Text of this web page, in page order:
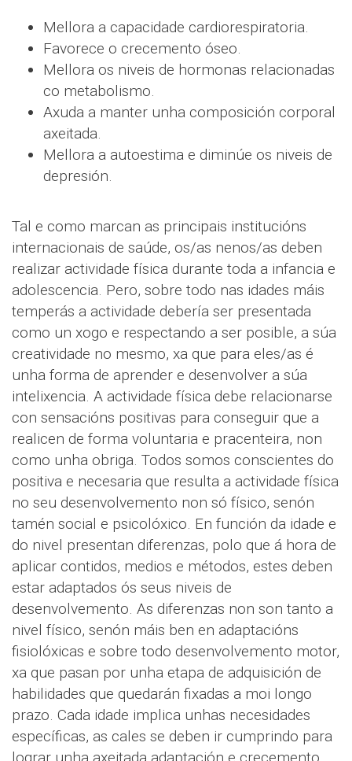
Mellora a capacidade cardiorespiratoria.
Favorece o crecemento óseo.
Mellora os niveis de hormonas relacionadas
co metabolismo.
Axuda a manter unha composición corporal
axeitada.
Mellora a autoestima e diminúe os niveis de
depresión.
Tal e como marcan as principais institucións
internacionais de saúde, os/as nenos/as deben
realizar actividade física durante toda a infancia e
adolescencia. Pero, sobre todo nas idades máis
temperás a actividade debería ser presentada
como un xogo e respectando a ser posible, a súa
creatividade no mesmo, xa que para eles/as é
unha forma de aprender e desenvolver a súa
intelixencia. A actividade física debe relacionarse
con sensacións positivas para conseguir que a
realicen de forma voluntaria e pracenteira, non
como unha obriga. Todos somos conscientes do
positiva e necesaria que resulta a actividade física
no seu desenvolvemento non só físico, senón
tamén social e psicolóxico. En función da idade e
do nivel presentan diferenzas, polo que á hora de
aplicar contidos, medios e métodos, estes deben
estar adaptados ós seus niveis de
desenvolvemento. As diferenzas non son tanto a
nivel físico, senón máis ben en adaptacións
fisiolóxicas e sobre todo desenvolvemento motor,
xa que pasan por unha etapa de adquisición de
habilidades que quedarán fixadas a moi longo
prazo. Cada idade implica unhas necesidades
específicas, as cales se deben ir cumprindo para
lograr unha axeitada adaptación e crecemento